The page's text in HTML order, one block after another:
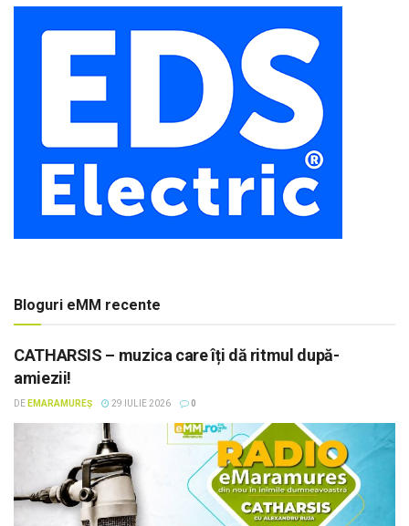
Bloguri eMM recente
CATHARSIS – muzica care îți dă ritmul după-
amiezii!
DE EMARAMUREȘ 29 IULIE 2026 0